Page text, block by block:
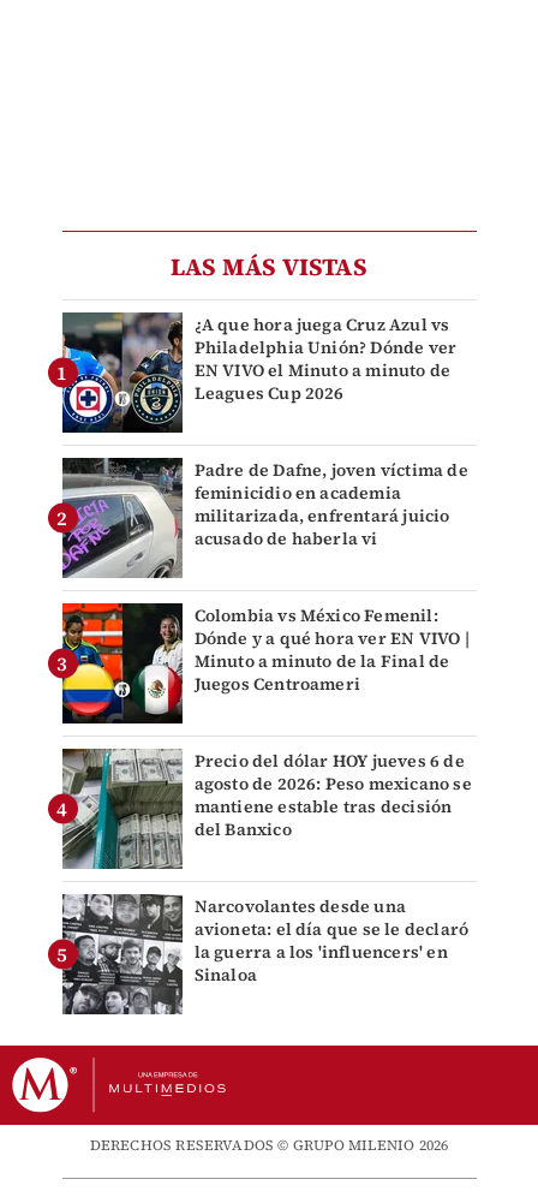
LAS MÁS VISTAS
¿A que hora juega Cruz Azul vs
Philadelphia Unión? Dónde ver
EN VIVO el Minuto a minuto de
Leagues Cup 2026
Padre de Dafne, joven víctima de
feminicidio en academia
militarizada, enfrentará juicio
acusado de haberla vi
Colombia vs México Femenil:
Dónde y a qué hora ver EN VIVO |
Minuto a minuto de la Final de
Juegos Centroameri
Precio del dólar HOY jueves 6 de
agosto de 2026: Peso mexicano se
mantiene estable tras decisión
del Banxico
Narcovolantes desde una
avioneta: el día que se le declaró
la guerra a los 'influencers' en
Sinaloa
DERECHOS RESERVADOS © GRUPO MILENIO 2026